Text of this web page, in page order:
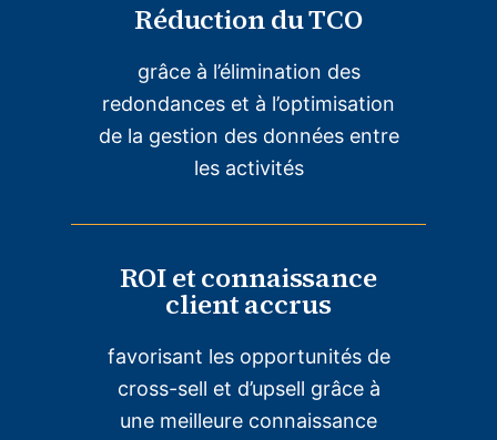
Réduction du TCO
grâce à l’élimination des
redondances et à l’optimisation
de la gestion des données entre
les activités
ROI et connaissance
client accrus
favorisant les opportunités de
cross-sell et d’upsell grâce à
une meilleure connaissance